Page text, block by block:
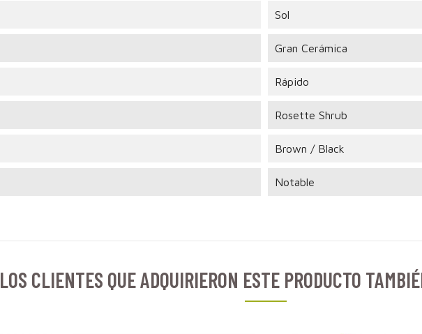
Sol
Gran Cerámica
Rápido
Rosette Shrub
Brown / Black
Notable
LOS CLIENTES QUE ADQUIRIERON ESTE PRODUCTO